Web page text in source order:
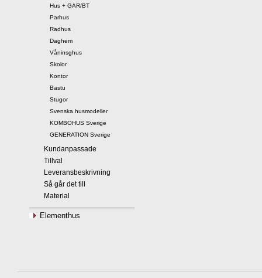
Hus + GAR/BT
Parhus
Radhus
Daghem
Våninsghus
Skolor
Kontor
Bastu
Stugor
Svenska husmodeller
KOMBOHUS Sverige
GENERATION Sverige
Kundanpassade
Tillval
Leveransbeskrivning
Så går det till
Material
Elementhus